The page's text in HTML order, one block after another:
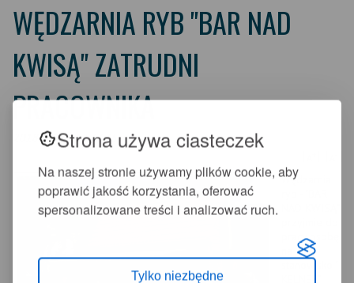
Strona używa ciasteczek
Na naszej stronie używamy plików cookie, aby
poprawić jakość korzystania, oferować
spersonalizowane treści i analizować ruch.
Tylko niezbędne
WĘDZARNIA RYB "BAR NAD
KWISĄ" ZATRUDNI
PRACOWNIKA
2018-03-28 12:37:35
Wędzarnia
pracy osobę
stanowisko "